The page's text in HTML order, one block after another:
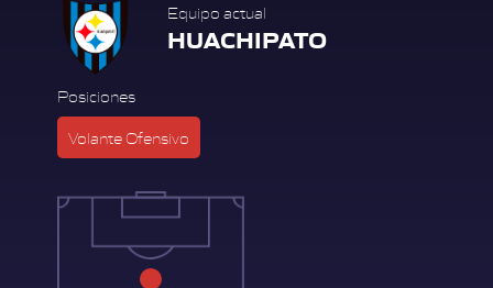
Equipo actual
HUACHIPATO
Posiciones
Volante Ofensivo